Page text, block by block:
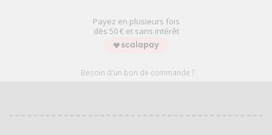
Payez en plusieurs fois
dès 50 € et sans intérêt
Besoin d'un bon de commande ?